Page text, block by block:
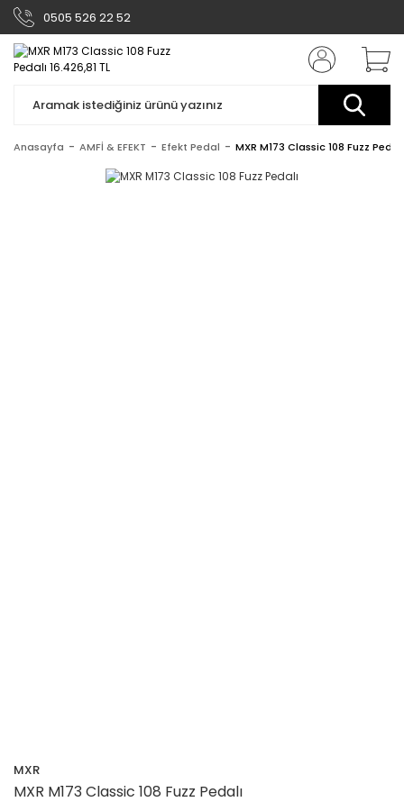
0505 526 22 52
Anasayfa AMFİ & EFEKT Efekt Pedal MXR M173 Classic 108 Fuzz Pedalı
MXR
MXR M173 Classic 108 Fuzz Pedalı